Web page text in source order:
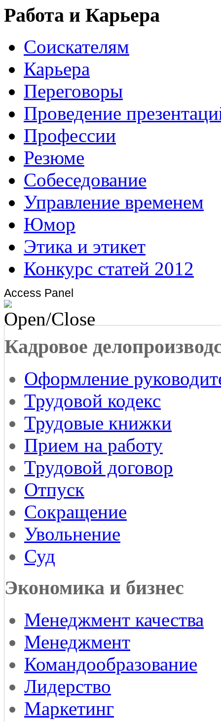
Работа и Карьера
Соискателям
Карьера
Переговоры
Проведение
Профессии
Резюме
Собеседование
Управление временем
Юмор
Этика и этикет
Конкурс статей 2012
Access Panel
Кадровое
Оформление
Трудовой кодекс
Трудовые книжки
Прием на работу
Трудовой договор
Отпуск
Сокращение
Увольнение
Суд
Экономика и бизнес
Менеджмент качества
Менеджмент
Командообразование
Лидерство
Маркетинг